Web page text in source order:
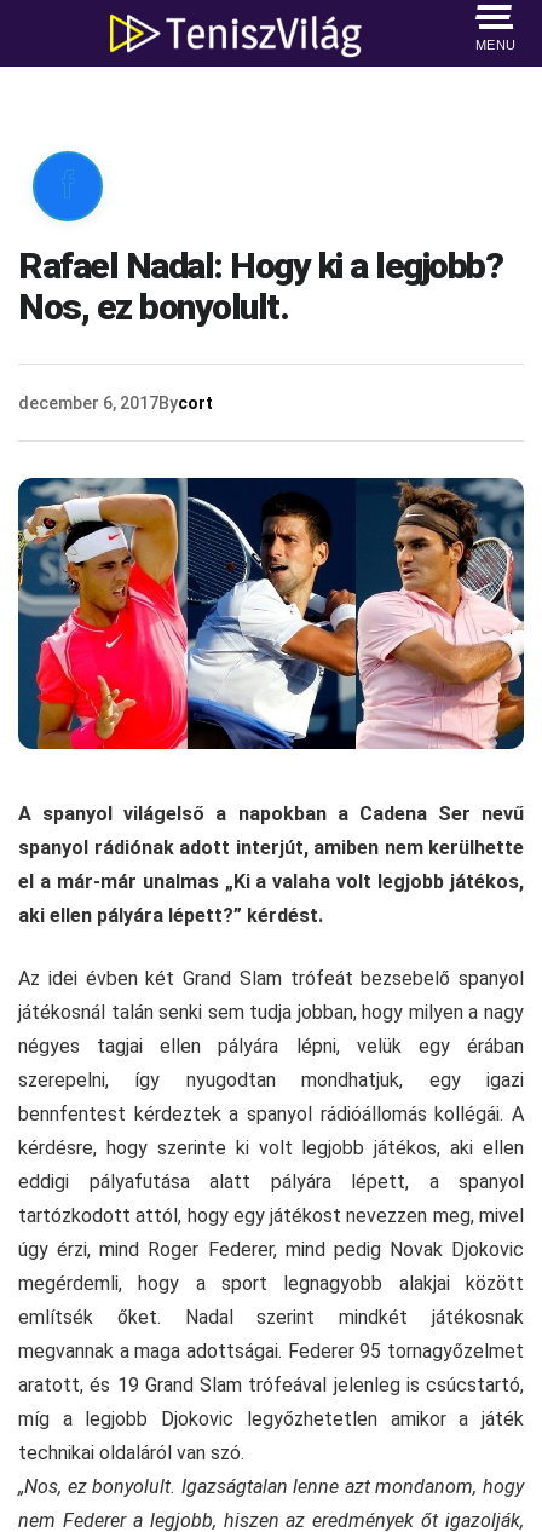
MENU

Rafael Nadal: Hogy ki a legjobb?
Nos, ez bonyolult.
december 6, 2017Bycort
A spanyol világelső a napokban a Cadena Ser nevű
spanyol rádiónak adott interjút, amiben nem kerülhette
el a már-már unalmas „Ki a valaha volt legjobb játékos,
aki ellen pályára lépett?” kérdést.
Az idei évben két Grand Slam trófeát bezsebelő spanyol
játékosnál talán senki sem tudja jobban, hogy milyen a nagy
négyes tagjai ellen pályára lépni, velük egy érában
szerepelni, így nyugodtan mondhatjuk, egy igazi
bennfentest kérdeztek a spanyol rádióállomás kollégái. A
kérdésre, hogy szerinte ki volt legjobb játékos, aki ellen
eddigi pályafutása alatt pályára lépett, a spanyol
tartózkodott attól, hogy egy játékost nevezzen meg, mivel
úgy érzi, mind Roger Federer, mind pedig Novak Djokovic
megérdemli, hogy a sport legnagyobb alakjai között
említsék őket. Nadal szerint mindkét játékosnak
megvannak a maga adottságai. Federer 95 tornagyőzelmet
aratott, és 19 Grand Slam trófeával jelenleg is csúcstartó,
míg a legjobb Djokovic legyőzhetetlen amikor a játék
technikai oldaláról van szó.
„Nos, ez bonyolult. Igazságtalan lenne azt mondanom, hogy
nem Federer a legjobb, hiszen az eredmények őt igazolják,